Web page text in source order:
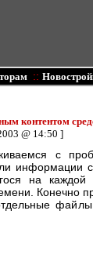
::
контентом
@ 14:50 ]
с
информации
на каждой
Конечно